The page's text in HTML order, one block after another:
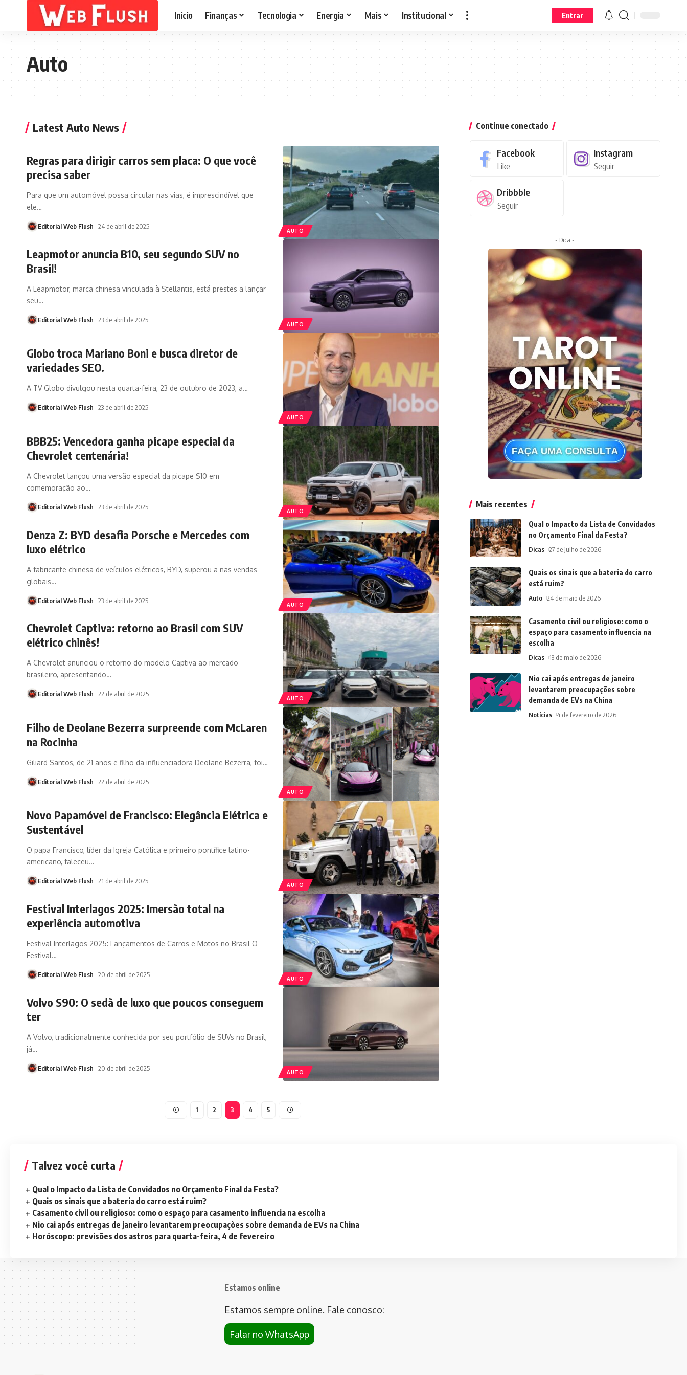
Início Finanças Tecnologia Energia Mais Institucional Entrar
Auto
Latest Auto News
AUTO
Regras para dirigir carros sem placa: O que você
precisa saber
Para que um automóvel possa circular nas vias, é imprescindível que
ele…
Editorial Web Flush 24 de abril de 2025
AUTO
Leapmotor anuncia B10, seu segundo SUV no
Brasil!
A Leapmotor, marca chinesa vinculada à Stellantis, está prestes a lançar
seu…
Editorial Web Flush 23 de abril de 2025
AUTO
Globo troca Mariano Boni e busca diretor de
variedades SEO.
A TV Globo divulgou nesta quarta-feira, 23 de outubro de 2023, a…
Editorial Web Flush 23 de abril de 2025
AUTO
BBB25: Vencedora ganha picape especial da
Chevrolet centenária!
A Chevrolet lançou uma versão especial da picape S10 em
comemoração ao…
Editorial Web Flush 23 de abril de 2025
AUTO
Denza Z: BYD desafia Porsche e Mercedes com
luxo elétrico
A fabricante chinesa de veículos elétricos, BYD, superou a nas vendas
globais…
Editorial Web Flush 23 de abril de 2025
AUTO
Chevrolet Captiva: retorno ao Brasil com SUV
elétrico chinês!
A Chevrolet anunciou o retorno do modelo Captiva ao mercado
brasileiro, apresentando…
Editorial Web Flush 22 de abril de 2025
AUTO
Filho de Deolane Bezerra surpreende com McLaren
na Rocinha
Giliard Santos, de 21 anos e filho da influenciadora Deolane Bezerra, foi…
Editorial Web Flush 22 de abril de 2025
AUTO
Novo Papamóvel de Francisco: Elegância Elétrica e
Sustentável
O papa Francisco, líder da Igreja Católica e primeiro pontífice latino-
americano, faleceu…
Editorial Web Flush 21 de abril de 2025
AUTO
Festival Interlagos 2025: Imersão total na
experiência automotiva
Festival Interlagos 2025: Lançamentos de Carros e Motos no Brasil O
Festival…
Editorial Web Flush 20 de abril de 2025
AUTO
Volvo S90: O sedã de luxo que poucos conseguem
ter
A Volvo, tradicionalmente conhecida por seu portfólio de SUVs no Brasil,
já…
Editorial Web Flush 20 de abril de 2025
1 2 3 4 5
Continue conectado
Facebook
Like
Instagram
Seguir
Dribbble
Seguir
- Dica -
Mais recentes
Qual o Impacto da Lista de Convidados
no Orçamento Final da Festa?
Dicas 27 de julho de 2026
Quais os sinais que a bateria do carro
está ruim?
Auto 24 de maio de 2026
Casamento civil ou religioso: como o
espaço para casamento influencia na
escolha
Dicas 13 de maio de 2026
Nio cai após entregas de janeiro
levantarem preocupações sobre
demanda de EVs na China
Notícias 4 de fevereiro de 2026
Talvez você curta
Qual o Impacto da Lista de Convidados no Orçamento Final da Festa?
Quais os sinais que a bateria do carro está ruim?
Casamento civil ou religioso: como o espaço para casamento influencia na escolha
Nio cai após entregas de janeiro levantarem preocupações sobre demanda de EVs na China
Horóscopo: previsões dos astros para quarta-feira, 4 de fevereiro
Estamos online
Estamos sempre online. Fale conosco:
Falar no WhatsApp